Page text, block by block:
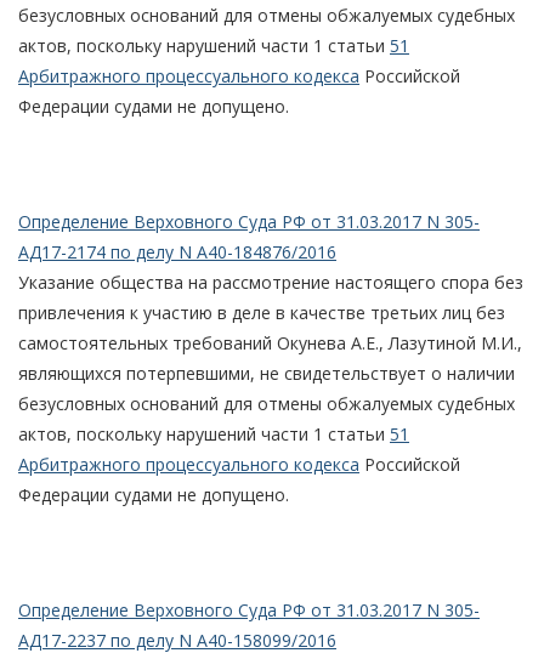
безусловных оснований для отмены обжалуемых судебных
актов, поскольку нарушений части 1 статьи 51
Арбитражного процессуального кодекса Российской
Федерации судами не допущено.
Определение Верховного Суда РФ от 31.03.2017 N 305-
АД17-2174 по делу N А40-184876/2016
Указание общества на рассмотрение настоящего спора без
привлечения к участию в деле в качестве третьих лиц без
самостоятельных требований Окунева А.Е., Лазутиной М.И.,
являющихся потерпевшими, не свидетельствует о наличии
безусловных оснований для отмены обжалуемых судебных
актов, поскольку нарушений части 1 статьи 51
Арбитражного процессуального кодекса Российской
Федерации судами не допущено.
Определение Верховного Суда РФ от 31.03.2017 N 305-
АД17-2237 по делу N А40-158099/2016